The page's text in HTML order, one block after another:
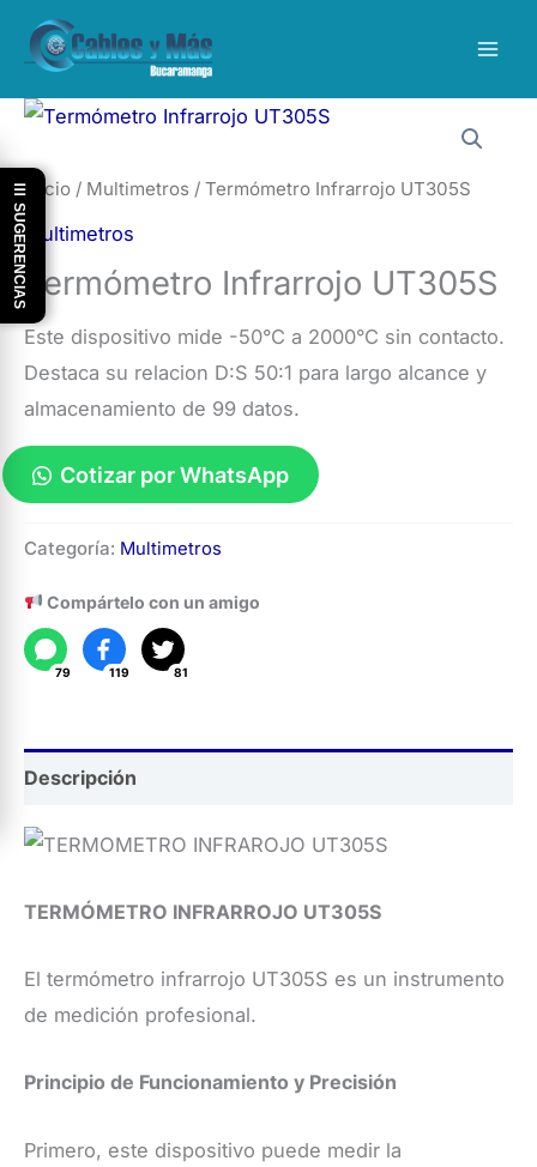
Inicio / Multimetros / Termómetro Infrarrojo UT305S
Multimetros
Termómetro Infrarrojo UT305S
Este dispositivo mide -50°C a 2000°C sin contacto.
Destaca su relacion D:S 50:1 para largo alcance y
almacenamiento de 99 datos.
Cotizar por WhatsApp
Infrarrojo
UT305S
cantidad
Categoría: Multimetros
Compártelo con un amigo
79 119 81
Descripción
TERMÓMETRO INFRARROJO UT305S
El termómetro infrarrojo UT305S es un instrumento
de medición profesional.
​Principio de Funcionamiento y Precisión
​Primero, este dispositivo puede medir la
☰ SUGERENCIAS